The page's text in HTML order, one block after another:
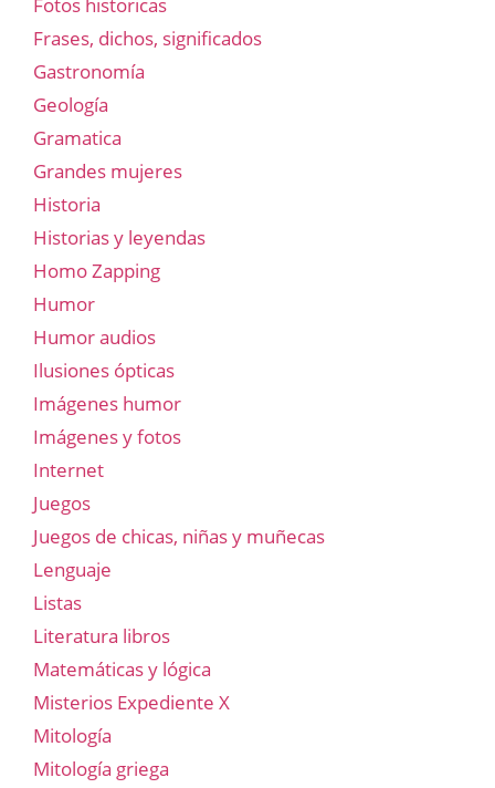
Frases, dichos, significados
Gastronomía
Geología
Gramatica
Grandes mujeres
Historia
Historias y leyendas
Homo Zapping
Humor
Humor audios
Ilusiones ópticas
Imágenes humor
Imágenes y fotos
Internet
Juegos
Juegos de chicas, niñas y muñecas
Lenguaje
Listas
Literatura libros
Matemáticas y lógica
Misterios Expediente X
Mitología
Mitología griega